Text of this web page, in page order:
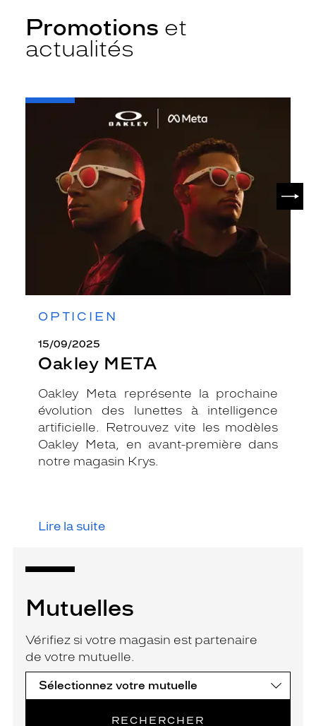
Promotions et
actualités
OPTICIEN
15/09/2025
Oakley META
Oakley Meta représente la prochaine
évolution des lunettes à intelligence
artificielle. Retrouvez vite les modèles
Oakley Meta, en avant-première dans
notre magasin Krys.
Lire la suite
-
Mutuelles
Vérifiez si votre magasin est partenaire
de votre mutuelle.
RECHERCHER